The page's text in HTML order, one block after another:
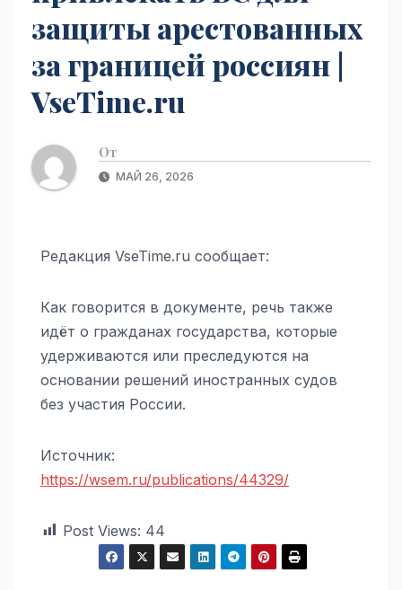
защиты арестованных
за границей россиян |
VseTime.ru
От
МАЙ 26, 2026
Редакция VseTime.ru сообщает:
Как говорится в документе, речь также
идёт о гражданах государства, которые
удерживаются или преследуются на
основании решений иностранных судов
без участия России.
Источник:
https://wsem.ru/publications/44329/
Post Views: 44